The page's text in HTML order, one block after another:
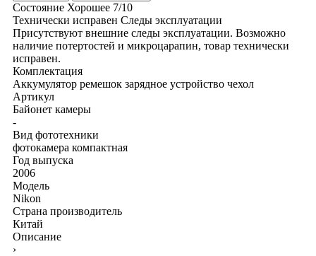
Состояние Хорошее 7/10
Технически исправен Следы эксплуатации
Присутствуют внешние следы эксплуатации. Возможно
наличие потертостей и микроцарапин, товар технически
исправен.
Комплектация
Аккумулятор ремешок зарядное устройство чехол
Артикул
Байонет камеры
-
Вид фототехники
фотокамера компактная
Год выпуска
2006
Модель
Nikon
Страна производитель
Китай
Описание
›